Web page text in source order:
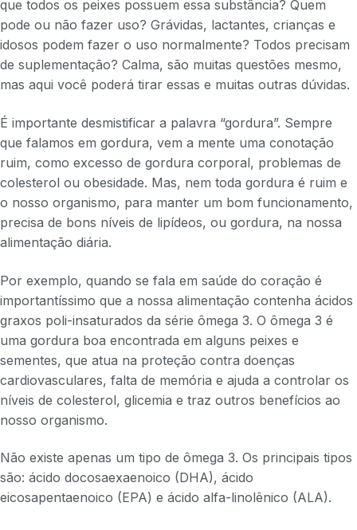
que todos os peixes possuem essa substância? Quem
pode ou não fazer uso? Grávidas, lactantes, crianças e
idosos podem fazer o uso normalmente? Todos precisam
de suplementação? Calma, são muitas questões mesmo,
mas aqui você poderá tirar essas e muitas outras dúvidas.
É importante desmistificar a palavra “gordura”. Sempre
que falamos em gordura, vem a mente uma conotação
ruim, como excesso de gordura corporal, problemas de
colesterol ou obesidade. Mas, nem toda gordura é ruim e
o nosso organismo, para manter um bom funcionamento,
precisa de bons níveis de lipídeos, ou gordura, na nossa
alimentação diária.
Por exemplo, quando se fala em saúde do coração é
importantíssimo que a nossa alimentação contenha ácidos
graxos poli-insaturados da série ômega 3. O ômega 3 é
uma gordura boa encontrada em alguns peixes e
sementes, que atua na proteção contra doenças
cardiovasculares, falta de memória e ajuda a controlar os
níveis de colesterol, glicemia e traz outros benefícios ao
nosso organismo.
Não existe apenas um tipo de ômega 3. Os principais tipos
são: ácido docosaexaenoico (DHA), ácido
eicosapentaenoico (EPA) e ácido alfa-linolênico (ALA).